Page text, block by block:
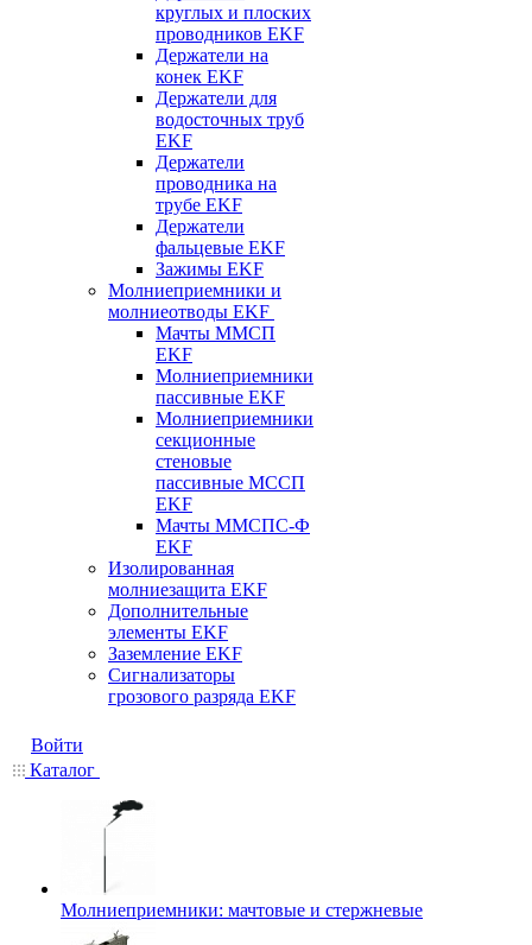
круглых и плоских
проводников EKF
Держатели на
конек EKF
Держатели для
водосточных труб
EKF
Держатели
проводника на
трубе EKF
Держатели
фальцевые EKF
Зажимы EKF
Молниеприемники и
молниеотводы EKF
Мачты ММСП
EKF
Молниеприемники
пассивные EKF
Молниеприемники
секционные
стеновые
пассивные МССП
EKF
Мачты ММСПС-Ф
EKF
Изолированная
молниезащита EKF
Дополнительные
элементы EKF
Заземление EKF
Сигнализаторы
грозового разряда EKF
Войти
Каталог
Молниеприемники: мачтовые и стержневые